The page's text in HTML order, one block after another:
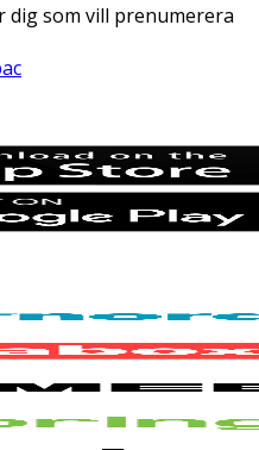
dig som vill prenumerera